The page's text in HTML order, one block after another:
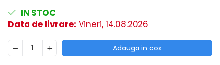
IN STOC
Data de livrare: Vineri, 14.08.2026
Adauga in cos